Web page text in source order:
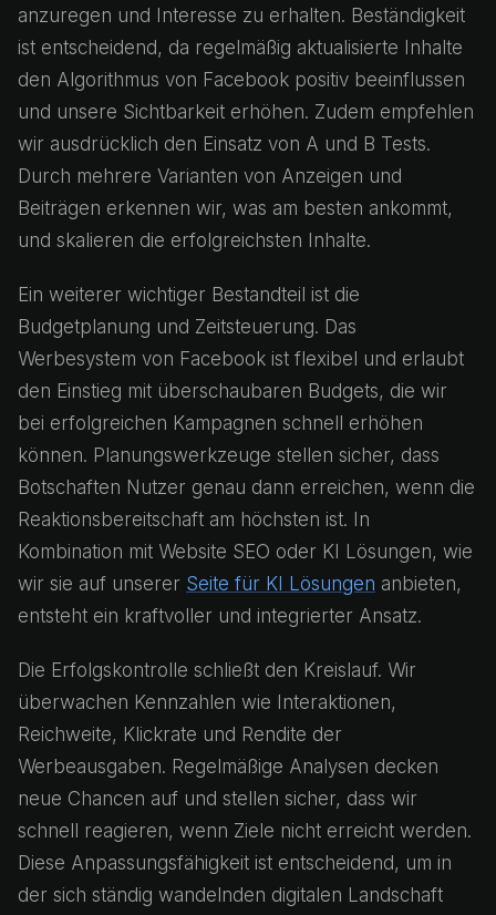
anzuregen und Interesse zu erhalten. Beständigkeit
ist entscheidend, da regelmäßig aktualisierte Inhalte
den Algorithmus von Facebook positiv beeinflussen
und unsere Sichtbarkeit erhöhen. Zudem empfehlen
wir ausdrücklich den Einsatz von A und B Tests.
Durch mehrere Varianten von Anzeigen und
Beiträgen erkennen wir, was am besten ankommt,
und skalieren die erfolgreichsten Inhalte.
Ein weiterer wichtiger Bestandteil ist die
Budgetplanung und Zeitsteuerung. Das
Werbesystem von Facebook ist flexibel und erlaubt
den Einstieg mit überschaubaren Budgets, die wir
bei erfolgreichen Kampagnen schnell erhöhen
können. Planungswerkzeuge stellen sicher, dass
Botschaften Nutzer genau dann erreichen, wenn die
Reaktionsbereitschaft am höchsten ist. In
Kombination mit Website SEO oder KI Lösungen, wie
wir sie auf unserer Seite für KI Lösungen anbieten,
entsteht ein kraftvoller und integrierter Ansatz.
Die Erfolgskontrolle schließt den Kreislauf. Wir
überwachen Kennzahlen wie Interaktionen,
Reichweite, Klickrate und Rendite der
Werbeausgaben. Regelmäßige Analysen decken
neue Chancen auf und stellen sicher, dass wir
schnell reagieren, wenn Ziele nicht erreicht werden.
Diese Anpassungsfähigkeit ist entscheidend, um in
der sich ständig wandelnden digitalen Landschaft